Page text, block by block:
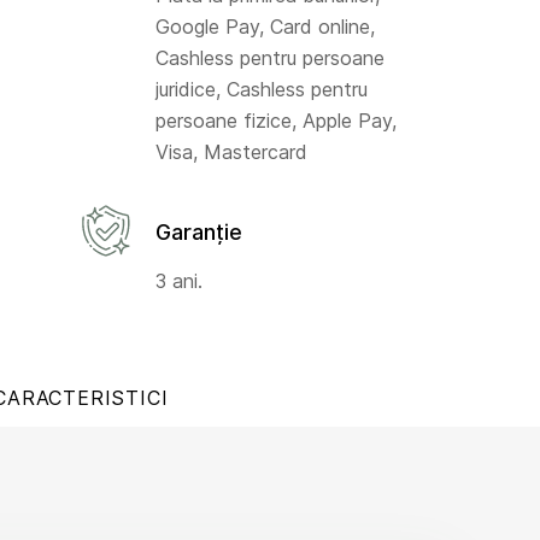
Google Pay, Card online,
Cashless pentru persoane
juridice, Cashless pentru
persoane fizice, Apple Pay,
Visa, Mastercard
Garanție
3 ani.